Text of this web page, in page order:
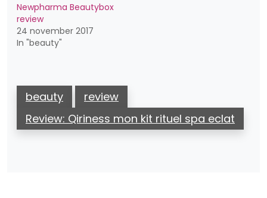
Newpharma Beautybox
review
24 november 2017
In "beauty"
beauty
review
Review: Qiriness mon kit rituel spa eclat